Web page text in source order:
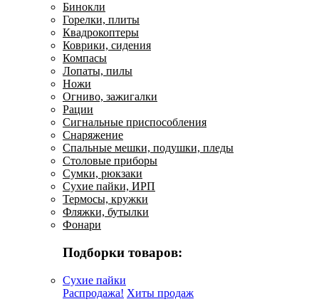
Бинокли
Горелки, плиты
Квадрокоптеры
Коврики, сидения
Компасы
Лопаты, пилы
Ножи
Огниво, зажигалки
Рации
Сигнальные приспособления
Снаряжение
Спальные мешки, подушки, пледы
Столовые приборы
Сумки, рюкзаки
Сухие пайки, ИРП
Термосы, кружки
Фляжки, бутылки
Фонари
Подборки товаров:
Сухие пайки
Распродажа! Хиты продаж